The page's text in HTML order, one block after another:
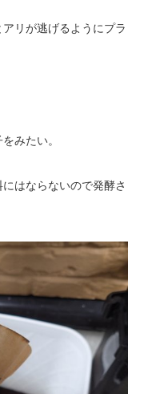
リが逃げるようにプラ
みたい。
はならないので発酵さ